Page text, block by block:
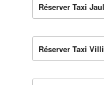
Réserver Taxi
Réserver Taxi